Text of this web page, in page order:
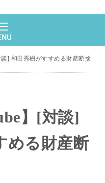
談] 和田秀樹がすすめる財産断捨
】[対談]
める財産断